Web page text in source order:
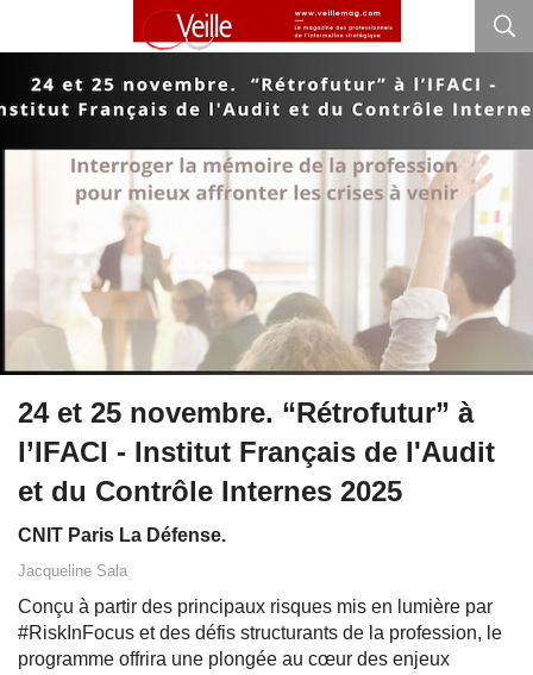
24 et 25 novembre. “Rétrofutur” à
l’IFACI - Institut Français de l'Audit
et du Contrôle Internes 2025
CNIT Paris La Défense.
Jacqueline Sala
Conçu à partir des principaux risques mis en lumière par
#RiskInFocus et des défis structurants de la profession, le
programme offrira une plongée au cœur des enjeux